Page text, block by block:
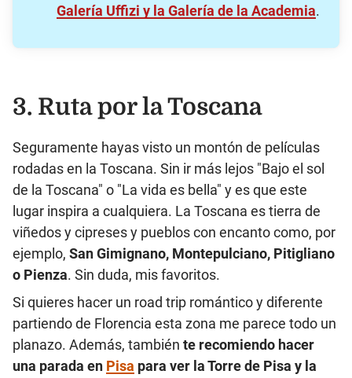
Galería Uffizi y la Galería de la Academia.
3. Ruta por la Toscana
Seguramente hayas visto un montón de películas
rodadas en la Toscana. Sin ir más lejos "Bajo el sol
de la Toscana" o "La vida es bella" y es que este
lugar inspira a cualquiera. La Toscana es tierra de
viñedos y cipreses y pueblos con encanto como, por
ejemplo, San Gimignano, Montepulciano, Pitigliano
o Pienza. Sin duda, mis favoritos.
Si quieres hacer un road trip romántico y diferente
partiendo de Florencia esta zona me parece todo un
planazo. Además, también te recomiendo hacer
una parada en Pisa para ver la Torre de Pisa y la